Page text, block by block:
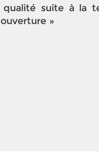
qualité suite à la